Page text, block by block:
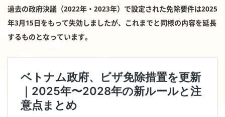
過去の政府決議（2022年・2023年）で設定された免除要件は2025
年3月15日をもって失効しましたが、これまでと同様の内容を延長
するものとなっています。